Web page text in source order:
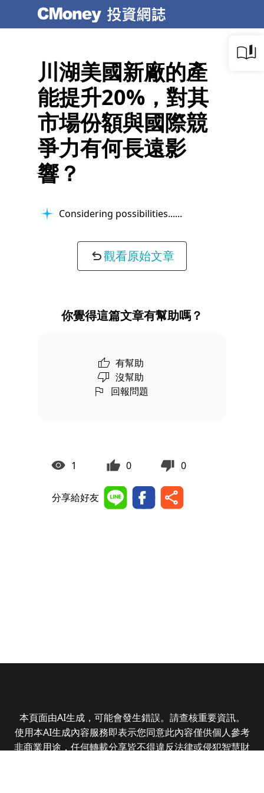
川湖美國新廠的產
能提升20%，對其
市場份額與國際競
爭力有何長遠影
響？
Considering possibilities...
觀看原始文章
你覺得這篇文章有幫助嗎？
有幫助
沒幫助
回報問題
1 0 0
分享給好友
本頁面由AI生成，可能會發生錯誤。請查核重要資訊。
使用本AI生成內容服務即表示您同意此內容僅供個人參考
非商業用途，任何轉載分享皆不得違反法律或侵犯智慧財